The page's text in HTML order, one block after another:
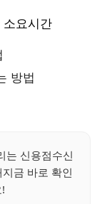
소요시간
방법
는 신용점수신
금 바로 확인